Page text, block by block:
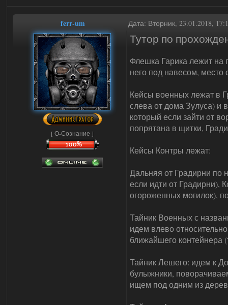
ferr-um Дата: Вторник, 23.01.2018,
[ О-Сознание ]
Тутор по
Флешка Гарика лежит на
него под навесом,
Кейсы военных лежат в
слева от дома Зулуса) и
который если зайти от
попрятана в щитки,
Кейсы Контры лежат:
Дальняя от Градирни по
если идти от Градирни),
огороженных могилок),
Тайник Военных с
идем влево
ближайшего контейнера
Тайник Лешего: идем к
булыжники,
ищем под одним из